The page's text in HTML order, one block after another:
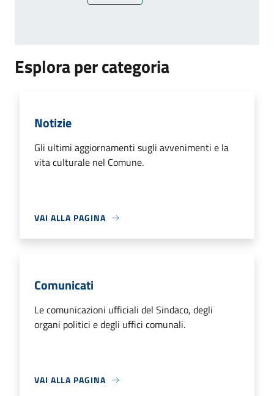
Esplora per categoria
Notizie
Gli ultimi aggiornamenti sugli avvenimenti e la
vita culturale nel Comune.
VAI ALLA PAGINA
Comunicati
Le comunicazioni ufficiali del Sindaco, degli
organi politici e degli uffici comunali.
VAI ALLA PAGINA